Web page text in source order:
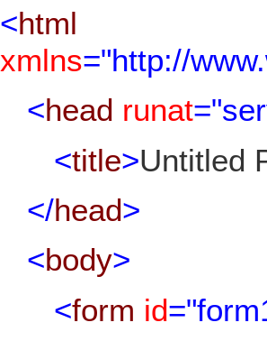
<html
xmlns="http://
<head runat
<title>Untitled
</head>
<body>
<form id